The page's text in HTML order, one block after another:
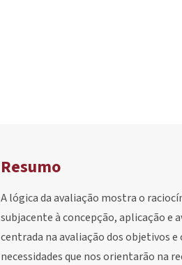
Resumo
A lógica da avaliação mostra o
subjacente à concepção, aplicação e
centrada na avaliação dos objetivos
necessidades que nos orientarão na